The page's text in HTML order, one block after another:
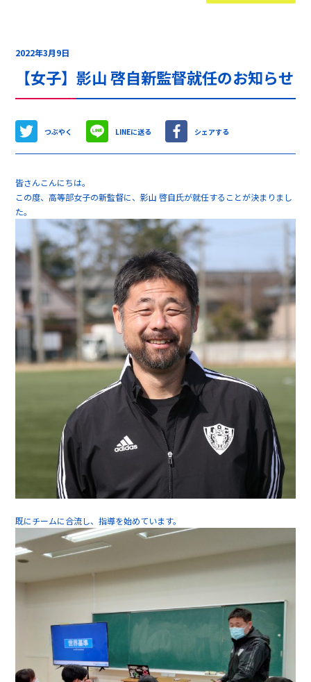
2022年3月9日
【女子】影山 啓自新監督就任のお知らせ
つぶやく LINEに送る シェアする
皆さんこんにちは。
この度、高等部女子の新監督に、影山 啓自氏が就任することが決まりまし
た。
既にチームに合流し、指導を始めています。